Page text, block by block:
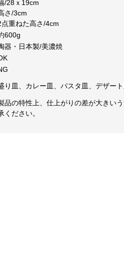
/28ｘ19cm
さ/3cm
点重ねた高さ/4cm
600g
器・日本製/美濃焼
り皿、カレー皿、パスタ皿、デザー
品の特性上、仕上がりの差が大きい
ください。